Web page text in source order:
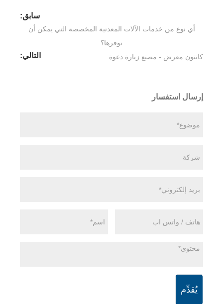
سابق:
أي نوع من خدمات الآلات المعدنية المخصصة التي يمكن أن
توفرها؟
التالي: كانتون معرض - مصنع زيارة دعوة
إرسال استفسار
يُقدِّم